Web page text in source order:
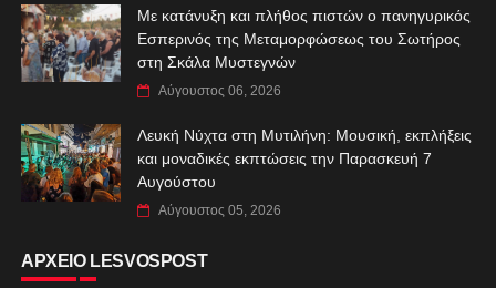
Με κατάνυξη και πλήθος πιστών ο πανηγυρικός
Εσπερινός της Μεταμορφώσεως του Σωτήρος
στη Σκάλα Μυστεγνών
Αύγουστος 06, 2026
Λευκή Νύχτα στη Μυτιλήνη: Μουσική, εκπλήξεις
και μοναδικές εκπτώσεις την Παρασκευή 7
Αυγούστου
Αύγουστος 05, 2026
ΑΡΧΕΙΟ LESVOSPOST